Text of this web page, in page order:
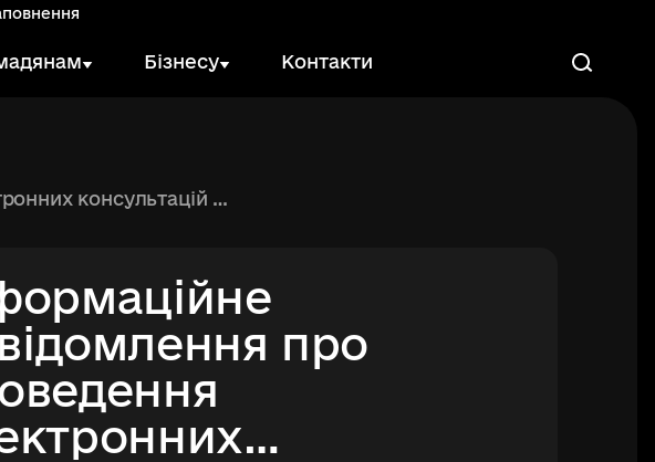
Бізнесу Контакти Пошук
персональних даних у Державному агентстві України ПлейСіті»
про